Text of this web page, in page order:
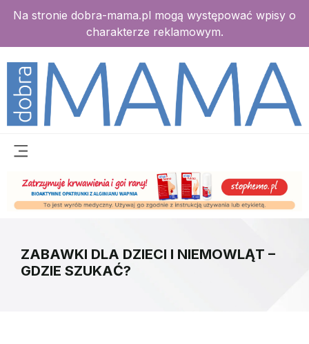
Na stronie dobra-mama.pl mogą występować wpisy o
charakterze reklamowym.
ZABAWKI DLA DZIECI I NIEMOWLĄT –
GDZIE SZUKAĆ?